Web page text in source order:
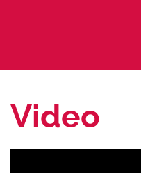
Video